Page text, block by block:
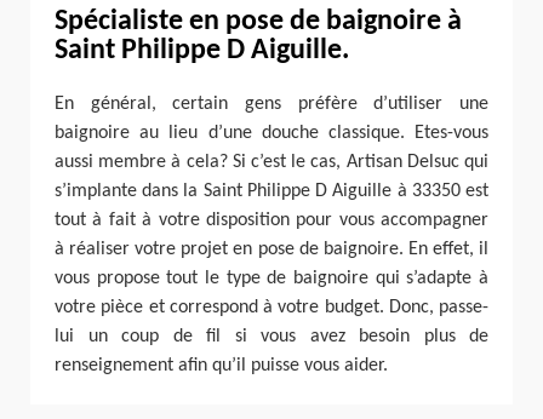
Spécialiste en pose de baignoire à
Saint Philippe D Aiguille.
En général, certain gens préfère d’utiliser une
baignoire au lieu d’une douche classique. Etes-vous
aussi membre à cela? Si c’est le cas, Artisan Delsuc qui
s’implante dans la Saint Philippe D Aiguille à 33350 est
tout à fait à votre disposition pour vous accompagner
à réaliser votre projet en pose de baignoire. En effet, il
vous propose tout le type de baignoire qui s’adapte à
votre pièce et correspond à votre budget. Donc, passe-
lui un coup de fil si vous avez besoin plus de
renseignement afin qu’il puisse vous aider.